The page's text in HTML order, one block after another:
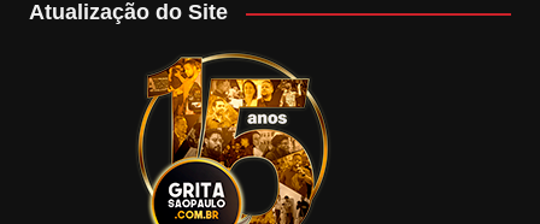
Atualização do Site